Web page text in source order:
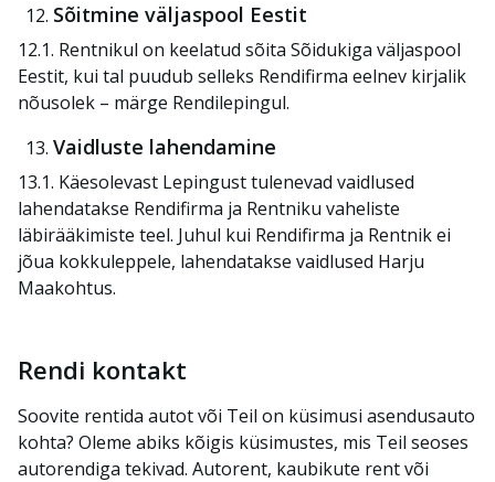
Sõitmine väljaspool Eestit
12.1. Rentnikul on keelatud sõita Sõidukiga väljaspool
Eestit, kui tal puudub selleks Rendifirma eelnev kirjalik
nõusolek – märge Rendilepingul.
Vaidluste lahendamine
13.1. Käesolevast Lepingust tulenevad vaidlused
lahendatakse Rendifirma ja Rentniku vaheliste
läbirääkimiste teel. Juhul kui Rendifirma ja Rentnik ei
jõua kokkuleppele, lahendatakse vaidlused Harju
Maakohtus.
Rendi kontakt
Soovite rentida autot või Teil on küsimusi asendusauto
kohta? Oleme abiks kõigis küsimustes, mis Teil seoses
autorendiga tekivad. Autorent, kaubikute rent või